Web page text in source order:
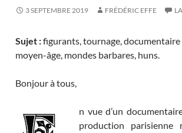
3 SEPTEMBRE 2019 FRÉDÉRIC EFFE
Sujet :figurants, tournage,
moyen-âge, mondes barbares, huns.
Bonjour à tous,
n vue d’un
production parisienne